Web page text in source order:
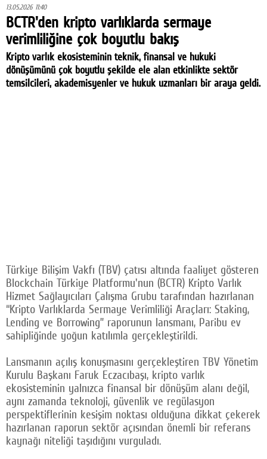
13.05.2026 11:40
BCTR'den kripto varlıklarda sermaye
verimliliğine çok boyutlu bakış
Kripto varlık ekosisteminin teknik, finansal ve hukuki
dönüşümünü çok boyutlu şekilde ele alan etkinlikte sektör
temsilcileri, akademisyenler ve hukuk uzmanları bir araya geldi.
Türkiye Bilişim Vakfı (TBV) çatısı altında faaliyet gösteren
Blockchain Türkiye Platformu'nun (BCTR) Kripto Varlık
Hizmet Sağlayıcıları Çalışma Grubu tarafından hazırlanan
“Kripto Varlıklarda Sermaye Verimliliği Araçları: Staking,
Lending ve Borrowing” raporunun lansmanı, Paribu ev
sahipliğinde yoğun katılımla gerçekleştirildi.
Lansmanın açılış konuşmasını gerçekleştiren TBV Yönetim
Kurulu Başkanı Faruk Eczacıbaşı, kripto varlık
ekosisteminin yalnızca finansal bir dönüşüm alanı değil,
aynı zamanda teknoloji, güvenlik ve regülasyon
perspektiflerinin kesişim noktası olduğuna dikkat çekerek
hazırlanan raporun sektör açısından önemli bir referans
kaynağı niteliği taşıdığını vurguladı.